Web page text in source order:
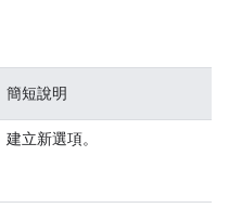
簡短說明
建立新選項。